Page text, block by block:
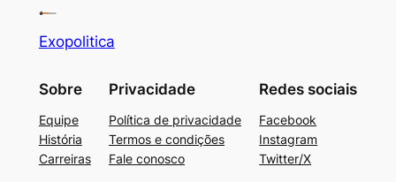
Exopolitica
Sobre
Equipe
História
Carreiras
Privacidade
Política de privacidade
Termos e condições
Fale conosco
Redes sociais
Facebook
Instagram
Twitter/X